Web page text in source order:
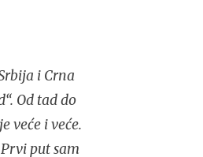
i Crna
Od tad do
veće i veće.
put sam